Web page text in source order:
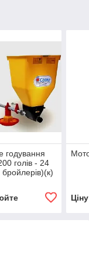
годування
голів - 24